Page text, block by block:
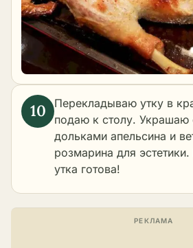
Перекладываю утку в
подаю к столу.
дольками апельсина и
розмарина для
утка готова!